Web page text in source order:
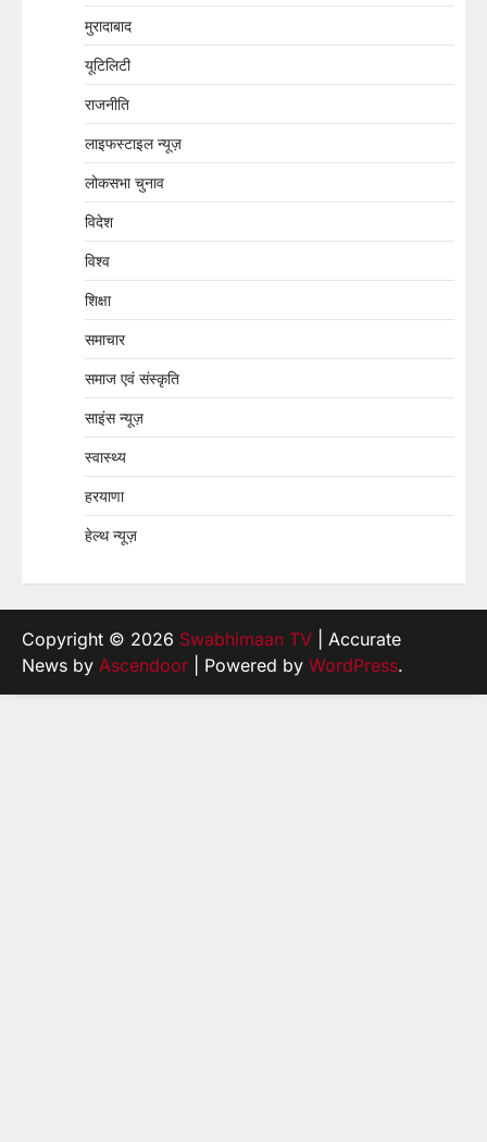
मुरादाबाद
यूटिलिटी
राजनीति
लाइफस्टाइल न्यूज़
लोकसभा चुनाव
विदेश
विश्व
शिक्षा
समाचार
समाज एवं संस्कृति
साइंस न्यूज़
स्वास्थ्य
हरयाणा
हेल्थ न्यूज़
Copyright © 2026 Swabhimaan TV | Accurate
News by Ascendoor | Powered by WordPress.